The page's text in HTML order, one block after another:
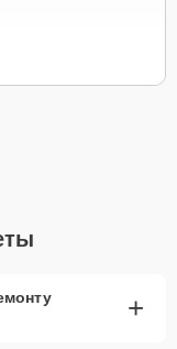
3323
дольше
заменить+